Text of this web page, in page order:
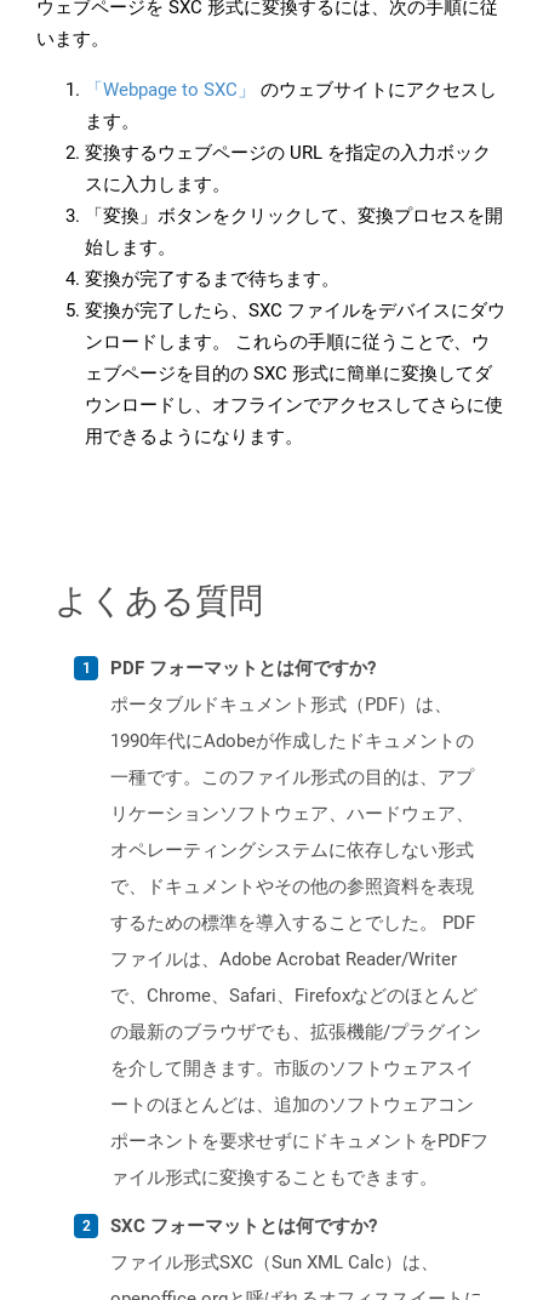
ウェブページを SXC 形式に変換するには、次の手順に従
います。
「Webpage to SXC」
のウェブサイトにアクセスし
ます。
変換するウェブページの URL を指定の入力ボック
スに入力します。
「変換」ボタンをクリックして、変換プロセスを開
始します。
変換が完了するまで待ちます。
変換が完了したら、SXC ファイルをデバイスにダウ
ンロードします。 これらの手順に従うことで、ウ
ェブページを目的の SXC 形式に簡単に変換してダ
ウンロードし、オフラインでアクセスしてさらに使
用できるようになります。
よくある質問
PDF フォーマットとは何ですか?
ポータブルドキュメント形式（PDF）は、
1990年代にAdobeが作成したドキュメントの
一種です。このファイル形式の目的は、アプ
リケーションソフトウェア、ハードウェア、
オペレーティングシステムに依存しない形式
で、ドキュメントやその他の参照資料を表現
するための標準を導入することでした。 PDF
ファイルは、Adobe Acrobat Reader/Writer
で、Chrome、Safari、Firefoxなどのほとんど
の最新のブラウザでも、拡張機能/プラグイン
を介して開きます。市販のソフトウェアスイ
ートのほとんどは、追加のソフトウェアコン
ポーネントを要求せずにドキュメントをPDFフ
ァイル形式に変換することもできます。
SXC フォーマットとは何ですか?
ファイル形式SXC（Sun XML Calc）は、